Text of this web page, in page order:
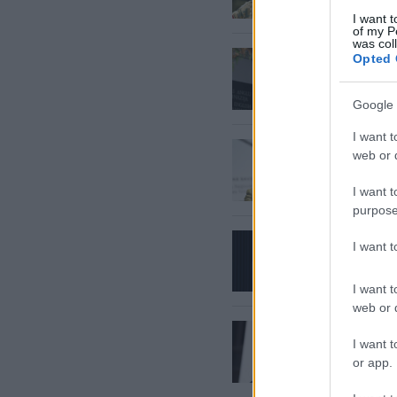
I want
of my
was
Opted
Google
I want
web or
I want
I want
I want
web or
I want
or app.
Sārts
plānu”